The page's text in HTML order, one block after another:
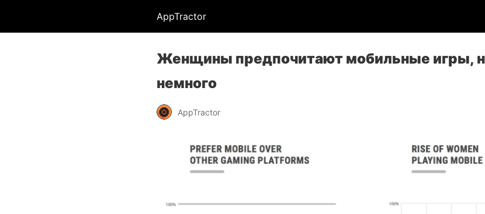
AppTractor
Женщины предпочитают мобильные игры,
немного
AppTractor